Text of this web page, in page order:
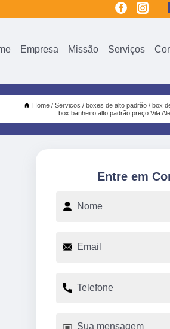
Empresa Missão Serviços
Home Serviços boxes de alto padrão
box
box banheiro alto padrão preço Vila
Entre em